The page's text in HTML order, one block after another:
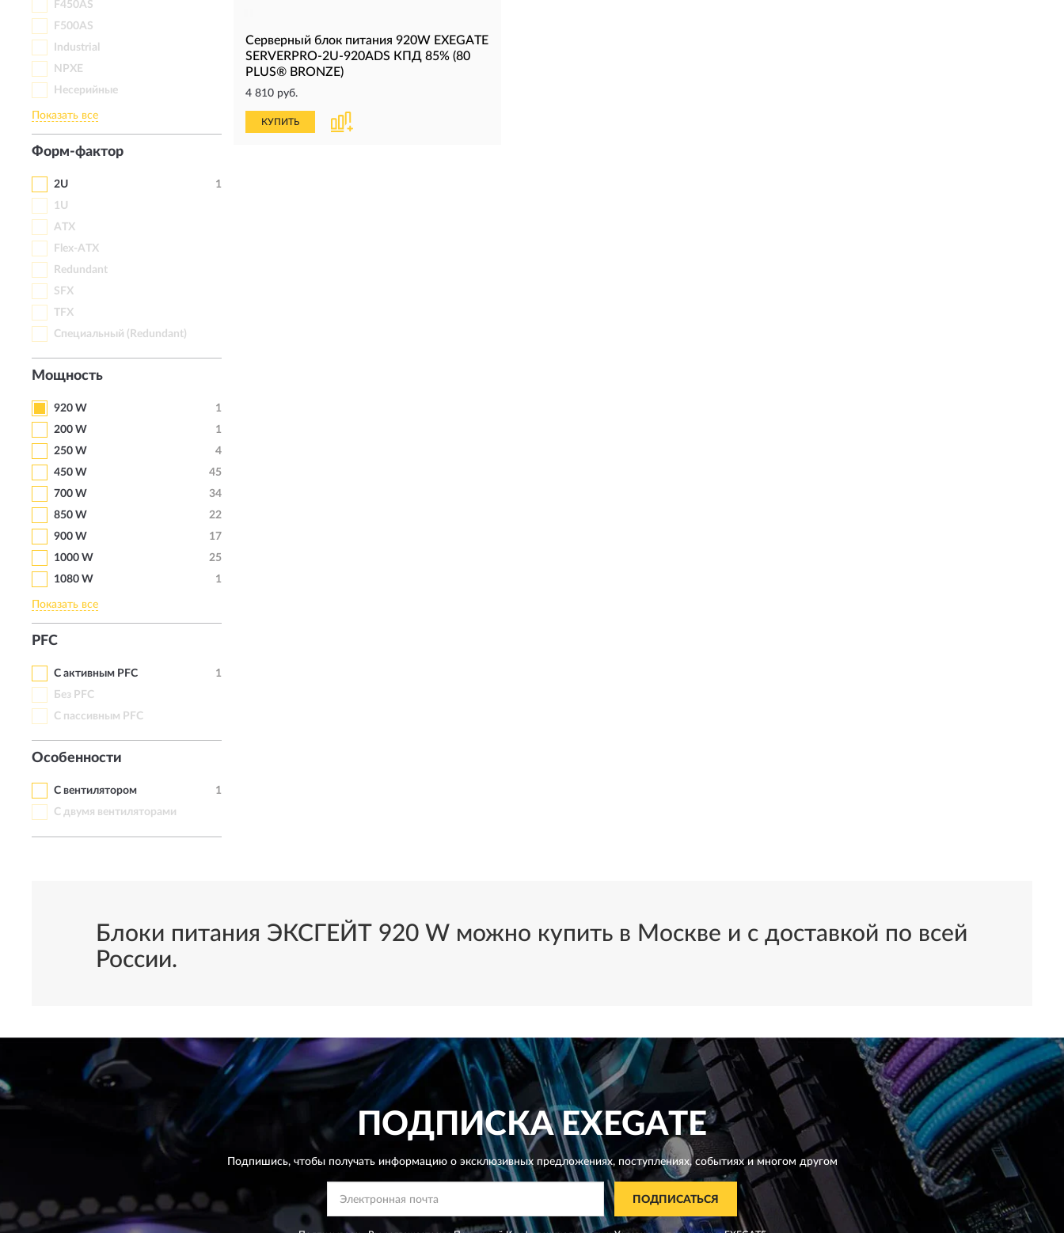
F450AS
F500AS
Industrial
NPXE
Несерийные
Показать все
Форм-фактор
2U
1
1U
ATX
Flex-ATX
Redundant
SFX
TFX
Специальный (Redundant)
Мощность
920 W
1
200 W
1
250 W
4
450 W
45
700 W
34
850 W
22
900 W
17
1000 W
25
1080 W
1
Показать все
PFC
С активным PFC
1
Без PFC
С пассивным PFC
Особенности
С вентилятором
1
С двумя вентиляторами
Серверный блок питания 920W EXEGATE
SERVERPRO-2U-920ADS КПД 85% (80
PLUS® BRONZE)
4 810 руб.
КУПИТЬ
Блоки питания ЭКСГЕЙТ 920 W можно купить в Москве и с доставкой по всей
России.
ПОДПИСКАEXEGATE
Подпишись, чтобы получать информацию о эксклюзивных предложениях,поступлениях, событиях и многом другом
ПОДПИСАТЬСЯ